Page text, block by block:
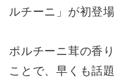
ルチーニ」が初登場
ポルチーニ茸の香
ことで、早くも話